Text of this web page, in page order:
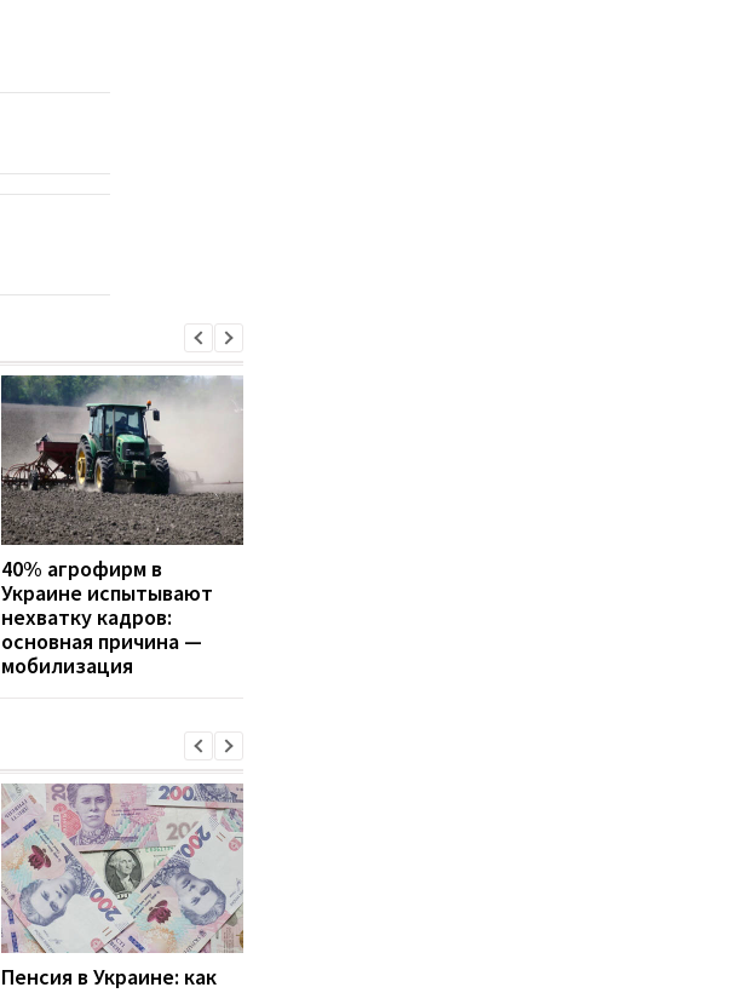
40% агрофирм в
Украине испытывают
нехватку кадров:
основная причина —
мобилизация
Пенсия в Украине: как